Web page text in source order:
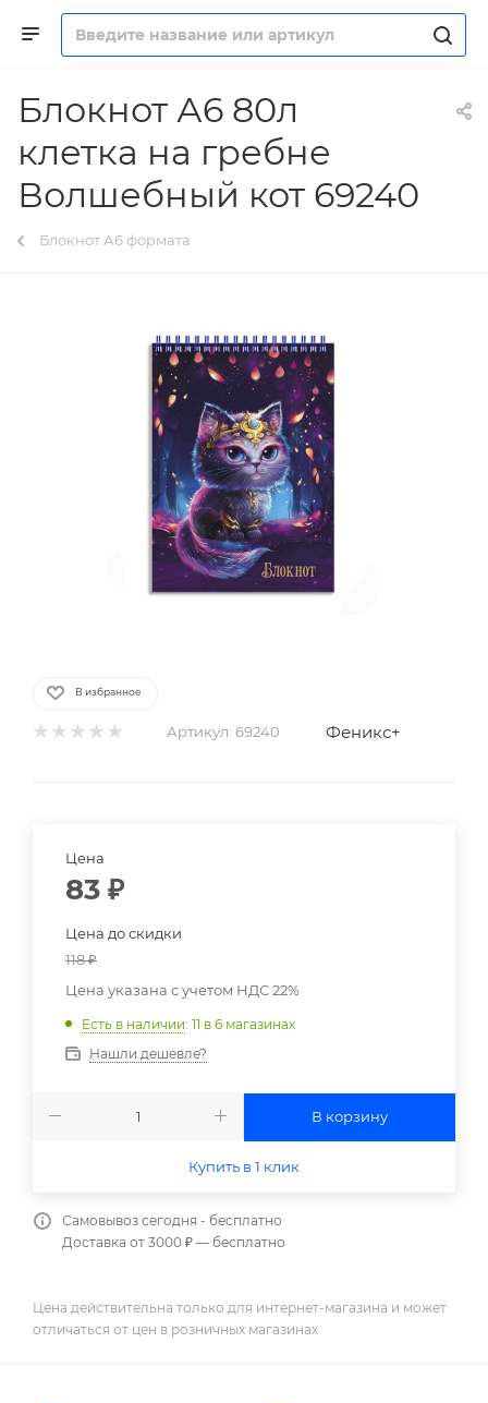
Блокнот А6 80л
клетка на гребне
Волшебный кот 69240
Блокнот А6 формата
В избранное
Артикул: 69240 Феникс+
Цена
83 ₽
Цена до скидки
118₽
Цена указана с учетом НДС 22%
Есть в наличии: 11 в 6 магазинах
Нашли дешевле?
В корзину
Купить в 1 клик
Самовывоз сегодня - бесплатно
Доставка от 3000 ₽ — бесплатно
Цена действительна только для интернет-магазина и может
отличаться от цен в розничных магазинах